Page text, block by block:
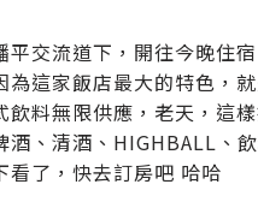
平交流道下，開往今晚
為這家飯店最大的特色，
飲料無限供應，老天，這
酒、清酒、HIGHBALL、
看了，快去訂房吧 哈哈